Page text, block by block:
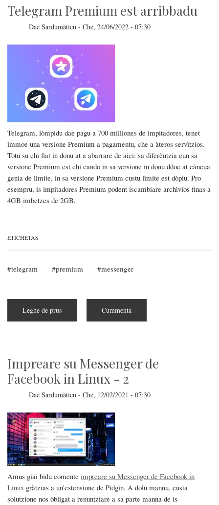
biculeddu
de
istòria
Telegram Premium est arribbadu
Dae Sardumàticu - Che, 24/06/2022 - 07:30
Telegram, lòmpidu dae pagu a 700 milliones de impitadores, tenet
immoe una versione Premium a pagamentu, che a àteros servìtzios.
Totu su chi fiat in donu at a abarrare de aici: sa diferèntzia cun sa
versione Premium est chi cando in sa versione in donu ddoe at càncua
genia de lìmite, in sa versione Premium custu lìmite est dòpiu. Pro
esempru, is impitadores Premium podent iscambiare archìvios finas a
4GB imbetzes de 2GB.
ETICHETAS
telegram premium messenger
Leghe de prus
Premium
Cummenta
Impreare su Messenger de
Facebook in Linux - 2
Dae Sardumàticu - Che, 12/02/2021 - 07:30
Amus giai bidu comente impreare su Messenger de Facebook in
Linux gràtzias a un'estensione de Pidgin. A dolu mannu, custa
solutzione nos òbligat a renuntziare a sa parte manna de is